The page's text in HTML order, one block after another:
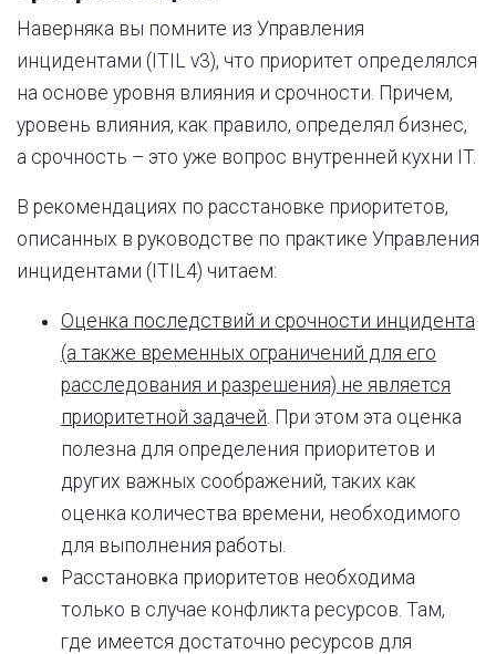
Наверняка вы помните из Управления
инцидентами (ITIL v3), что приоритет определялся
на основе уровня влияния и срочности. Причем,
уровень влияния, как правило, определял бизнес,
а срочность – это уже вопрос внутренней кухни IT.
В рекомендациях по расстановке приоритетов,
описанных в руководстве по практике Управления
инцидентами (ITIL4) читаем:
Оценка последствий и срочности инцидента
(а также временных ограничений для его
расследования и разрешения) не является
приоритетной задачей. При этом эта оценка
полезна для определения приоритетов и
других важных соображений, таких как
оценка количества времени, необходимого
для выполнения работы.
Расстановка приоритетов необходима
только в случае конфликта ресурсов. Там,
где имеется достаточно ресурсов для